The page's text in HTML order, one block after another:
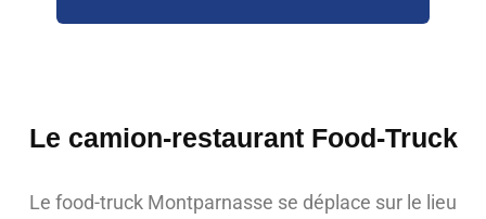
Le camion-restaurant Food-Truck
Le food-truck Montparnasse se déplace sur le lieu